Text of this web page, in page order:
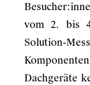
vom 2. bis
Solution-
Dachgeräte